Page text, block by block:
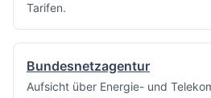
Tarifen.
Bundesnetzagentur
Aufsicht über Energie- und